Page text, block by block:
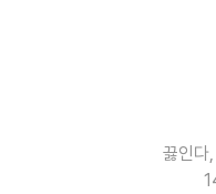
끓인다